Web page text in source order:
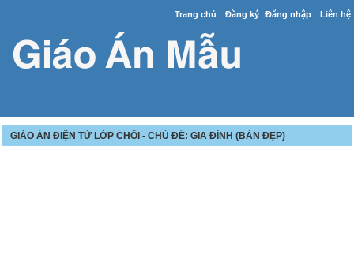
Trang chủ Đăng ký Đăng nhập Liên hệ
GIÁO ÁN ĐIỆN TỬ LỚP CHỒI - CHỦ ĐỀ: GIA ĐÌNH (BẢN ĐẸP)